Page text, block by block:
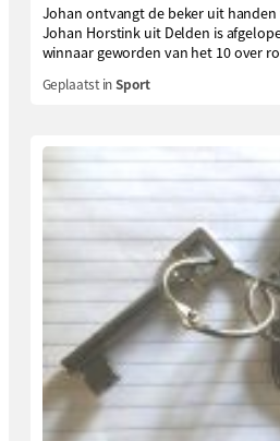
Johan ontvangt de beker uit
Johan Horstink uit Delden is
winnaar geworden van het 10 over
Geplaatst inSport